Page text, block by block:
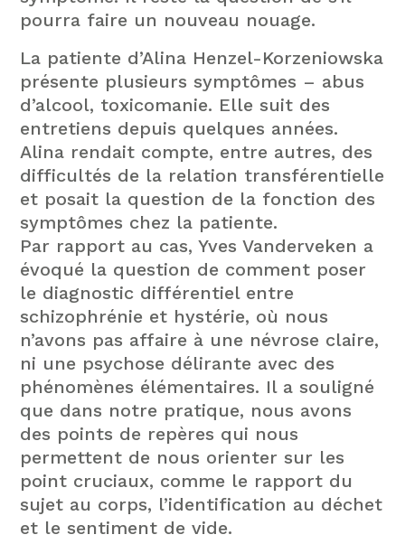
pourra faire un nouveau nouage.
La patiente d’Alina Henzel-Korzeniowska
présente plusieurs symptômes – abus
d’alcool, toxicomanie. Elle suit des
entretiens depuis quelques années.
Alina rendait compte, entre autres, des
difficultés de la relation transférentielle
et posait la question de la fonction des
symptômes chez la patiente.
Par rapport au cas, Yves Vanderveken a
évoqué la question de comment poser
le diagnostic différentiel entre
schizophrénie et hystérie, où nous
n’avons pas affaire à une névrose claire,
ni une psychose délirante avec des
phénomènes élémentaires. Il a souligné
que dans notre pratique, nous avons
des points de repères qui nous
permettent de nous orienter sur les
point cruciaux, comme le rapport du
sujet au corps, l’identification au déchet
et le sentiment de vide.